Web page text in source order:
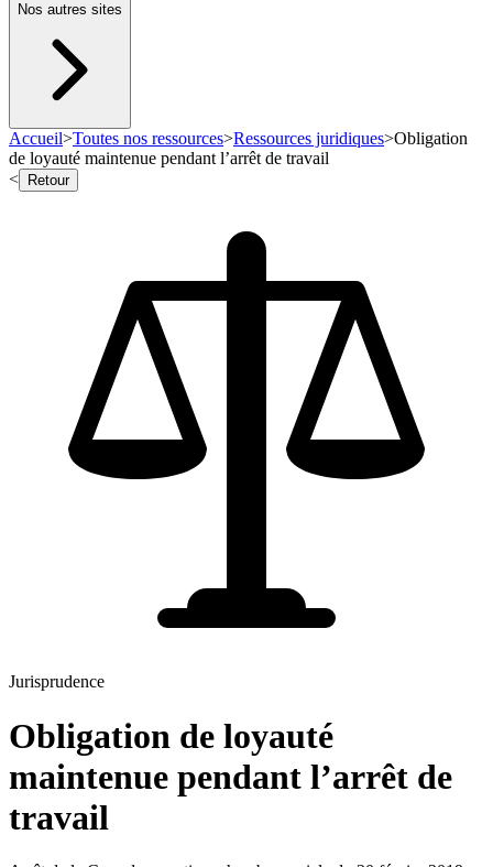
Nos autres sites
Accueil>Toutes nos ressources>Ressources juridiques>Obligation
de loyauté maintenue pendant l’arrêt de travail
<
Retour
Jurisprudence
Obligation de loyauté
maintenue pendant l’arrêt de
travail